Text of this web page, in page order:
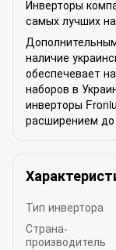
Инверторы
самых лучших
наличие
обеспечевает
наборов в
инверторы
расширением до
Тип инвертора
Страна-
производитель